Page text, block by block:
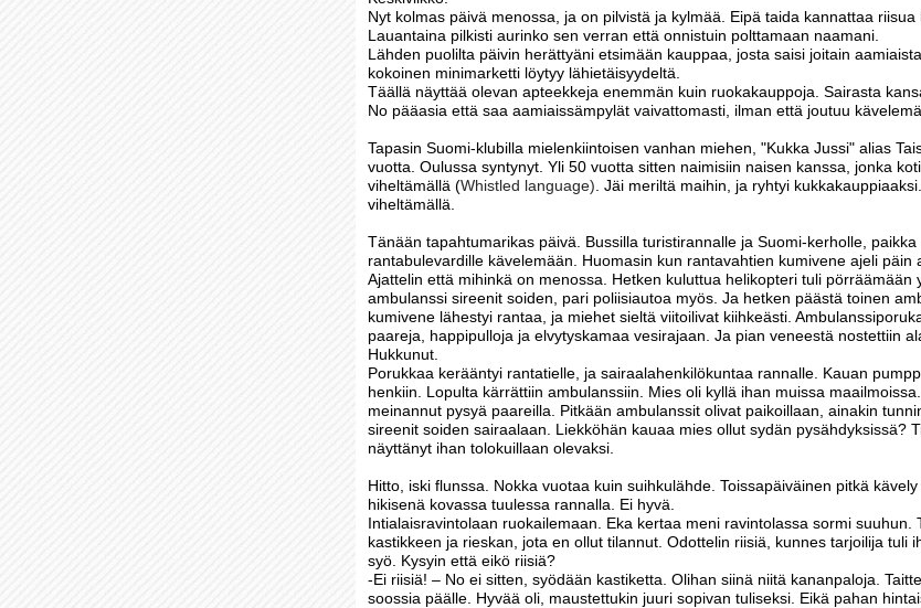
Nyt kolmas päivä menossa, ja on pilvistä ja kylmää. Eipä taida kannattaa riisua
Lauantaina pilkisti aurinko sen verran että onnistuin polttamaan naamani.
Lähden puolilta päivin herättyäni etsimään kauppaa, josta saisi joitain
kokoinen minimarketti löytyy lähietäisyydeltä.
Täällä näyttää olevan apteekkeja enemmän kuin ruokakauppoja. Sairasta
No pääasia että saa aamiaissämpylät vaivattomasti, ilman että joutuu
Tapasin Suomi-klubilla mielenkiintoisen vanhan miehen, "Kukka Jussi" alias
vuotta. Oulussa syntynyt. Yli 50 vuotta sitten naimisiin naisen kanssa, jonka
viheltämällä (Whistled language) . Jäi meriltä maihin, ja ryhtyi
viheltämällä.
Tänään tapahtumarikas päivä. Bussilla turistirannalle ja Suomi-kerholle,
rantabulevardille kävelemään. Huomasin kun rantavahtien kumivene ajeli päin
Ajattelin että mihinkä on menossa. Hetken kuluttua helikopteri tuli pörräämään
ambulanssi sireenit soiden, pari poliisiautoa myös. Ja hetken päästä toinen
kumivene lähestyi rantaa, ja miehet sieltä viitoilivat kiihkeästi.
paareja, happipulloja ja elvytyskamaa vesirajaan. Ja pian veneestä nostettiin
Hukkunut.
Porukkaa kerääntyi rantatielle, ja sairaalahenkilökuntaa rannalle. Kauan
henkiin. Lopulta kärrättiin ambulanssiin. Mies oli kyllä ihan muissa
meinannut pysyä paareilla. Pitkään ambulanssit olivat paikoillaan, ainakin
sireenit soiden sairaalaan. Liekköhän kauaa mies ollut sydän pysähdyksissä?
näyttänyt ihan tolokuillaan olevaksi.
Hitto, iski flunssa. Nokka vuotaa kuin suihkulähde. Toissapäiväinen pitkä
hikisenä kovassa tuulessa rannalla. Ei hyvä.
Intialaisravintolaan ruokailemaan. Eka kertaa meni ravintolassa sormi suuhun.
kastikkeen ja rieskan, jota en ollut tilannut. Odottelin riisiä, kunnes tarjoilija tuli
syö. Kysyin että eikö riisiä?
-Ei riisiä! – No ei sitten, syödään kastiketta. Olihan siinä niitä kananpaloja.
soossia päälle. Hyvää oli, maustettukin juuri sopivan tuliseksi. Eikä pahan